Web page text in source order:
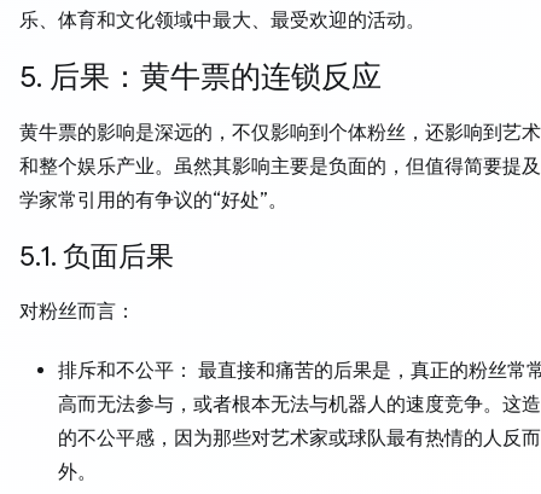
乐、体育和文化领域中最大、最受欢迎的活动。
5. 后果：黄牛票的连锁反应
黄牛票的影响是深远的，不仅影响到个体粉丝，还影响到艺
和整个娱乐产业。虽然其影响主要是负面的，但值得简要提
学家常引用的有争议的“好处”。
5.1. 负面后果
对粉丝而言：
排斥和不公平： 最直接和痛苦的后果是，真正的粉丝常
高而无法参与，或者根本无法与机器人的速度竞争。这
的不公平感，因为那些对艺术家或球队最有热情的人反
外。